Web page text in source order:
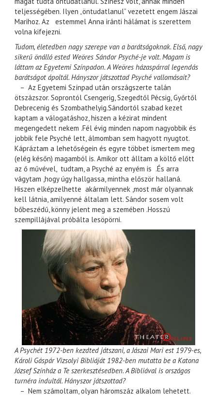
teljességében. Ilyen „öntudatlanul” vezetett engem Jászai
Marihoz. Az estemmel Anna iránti hálámat is szerettem
volna kifejezni.
Tudom, életedben nagy szerepe van a barátságoknak. Első, nagy
sikerű önálló ested Weöres Sándor Psyché-je volt. Magam is
láttam az Egyetemi Színpadon. A Weöres házaspárral legendás
barátságot ápoltál. Hányszor játszottad Psyché vallomásait?
– Az Egyetemi Színpad után országszerte talán
ötszázszor. Soprontól Csengerig, Szegedtől Pécsig, Győrtől
Debrecenig és Szombathelyig.Sándortól szabad kezet
kaptam a válogatáshoz, hiszen a kézirat mindent
megengedett nekem .Fél évig minden napom nagyobbik és
jobbik fele Psyché lett, álmomban sem hagyott nyugtot.
Kápráztam a lehetőségein és egyre többet ismertem meg
(elég későn) magamból is. Amikor ott álltam a költő előtt
az ő művével, tudtam, a Psyché az enyém is .És arra
vágytam ,hogy úgy hallgassa, mintha először hallaná.
Hiszen elképzelhette akármilyennek ,most már olyannak
kell látnia, amilyenné általam lett. Sándor sosem volt
bőbeszédű, könny jelent meg a szemében .Hosszú
szempillájával próbálta lesöpörni.
A Psychét 1972-ben kezdted játszani, a Jászai Mari est 1979-es,
Károli Gáspár Vizsolyi Bibliáját 1982-ben mutatta be a Katona
József Színház a Te szerkesztésedben. A Bibliával is országos
turnéra indultál. Hányszor játszottad?
– Nem számoltam, olyan háromszáz alkalom lehetett.